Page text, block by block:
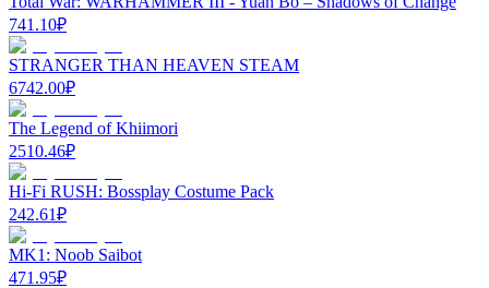
741.10₽
STRANGER THAN HEAVEN STEAM
6742.00₽
The Legend of Khiimori
2510.46₽
Hi-Fi RUSH: Bossplay Costume Pack
242.61₽
MK1: Noob Saibot
471.95₽